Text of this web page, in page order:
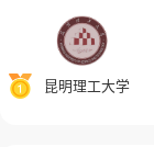
昆明理工大学